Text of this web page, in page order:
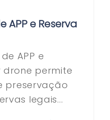
e Reserva
APP e
drone permite
preservação
legais...